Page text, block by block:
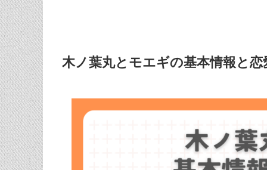
木ノ葉丸とモエギの基本情報と恋